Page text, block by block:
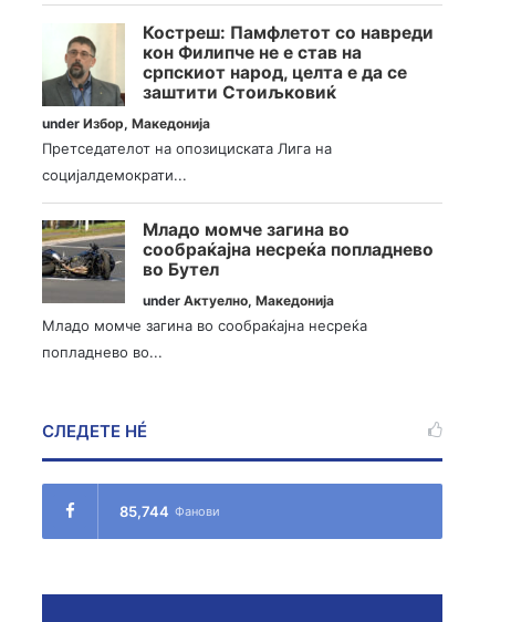
Костреш: Памфлетот со навреди
кон Филипче не е став на
српскиот народ, целта е да се
заштити Стоиљковиќ
underИзбор,Македонија
Претседателот на опозициската Лига на
социјалдемократи...
Младо момче загина во
сообраќајна несреќа попладнево
во Бутел
underАктуелно,Македонија
Младо момче загина во сообраќајна несреќа
попладнево во...
СЛЕДЕТЕ НÉ
85,744 Фанови